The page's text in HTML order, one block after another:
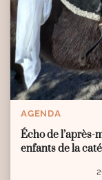
AGENDA
Écho de l’après-
enfants de la